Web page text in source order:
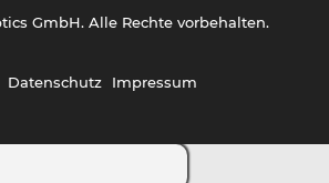
Datenschutz Impressum
GmbH. Alle Rechte vorbehalten.